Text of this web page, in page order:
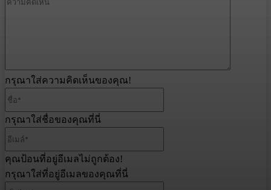
กรุณาใส่ความคิดเห็นของคุณ!
กรุณาใส่ชื่อของคุณที่นี่
คุณป้อนที่อยู่อีเมลไม่ถูกต้อง!
กรุณาใส่ที่อยู่อีเมลของคุณที่นี่